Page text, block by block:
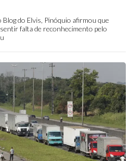
do Elvis, Pinóquio afirmou que
falta de reconhecimento pelo